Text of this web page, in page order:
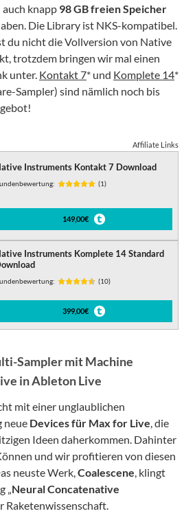
knapp 98 GB freien Speicher
Die Library ist NKS-kompatibel.
du nicht die Vollversion von Native
trotzdem bringen wir mal einen
unter. Kontakt 7* und Komplete 14*
Sampler) sind nämlich noch bis
Affiliate Links
Instruments Kontakt 7 Download
(1)
149,00€
Instruments Komplete 14 Standard
(10)
399,00€
Sampler mit Machine
in Ableton Live
mit einer unglaublichen
neue Devices für Max for Live, die
Ideen daherkommen. Dahinter
und wir profitieren von diesen
neuste Werk,Coalescene, klingt
„Neural Concatenative
Raketenwissenschaft.